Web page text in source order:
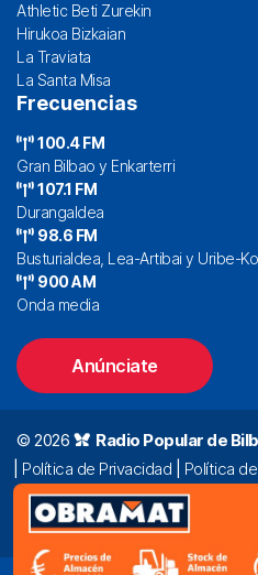
Athletic Beti Zurekin
Hirukoa Bizkaian
La Traviata
La Santa Misa
Frecuencias
100.4 FM
Gran Bilbao y Enkarterri
107.1 FM
Durangaldea
98.6 FM
Busturialdea, Lea-Artibai y Uribe-
900 AM
Onda media
Anúnciate
© 2026 Radio Popular de
Política de Privacidad Política
Alda. Mazarredo, 47 – 7º 48009